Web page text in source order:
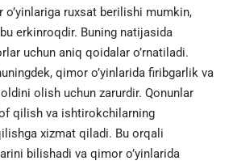
o’yinlariga ruxsat berilishi mumkin,
erkinroqdir. Buning natijasida
uchun aniq qoidalar o’rnatiladi.
qimor o’yinlarida firibgarlik va
olish uchun zarurdir. Qonunlar
qilish va ishtirokchilarning
xizmat qiladi. Bu orqali
bilishadi va qimor o’yinlarida